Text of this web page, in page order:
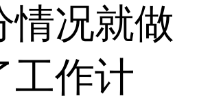
情况就做
工作计